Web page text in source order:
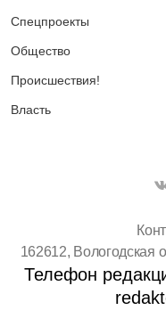
Спецпроекты
Общество
Происшествия!
Власть
162612, Вологодская
Телефон